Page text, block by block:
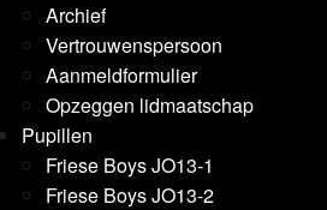
Archief
Vertrouwenspersoon
Aanmeldformulier
Opzeggen lidmaatschap
Pupillen
Friese Boys JO13-1
Friese Boys JO13-2